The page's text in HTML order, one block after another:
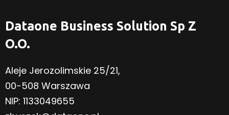
Dataone Business Solution Sp Z
O.o.
Aleje Jerozolimskie 25/21,
00-508 Warszawa
NIP: 1133049655